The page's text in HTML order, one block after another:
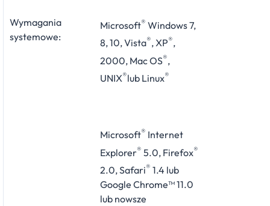
Wymagania
systemowe:
Microsoft® Windows 7,
8, 10, Vista®, XP®,
2000, Mac OS®,
UNIX®lub Linux®
Microsoft® Internet
Explorer® 5.0, Firefox®
2.0, Safari® 1.4 lub
Google Chrome™ 11.0
lub nowsze